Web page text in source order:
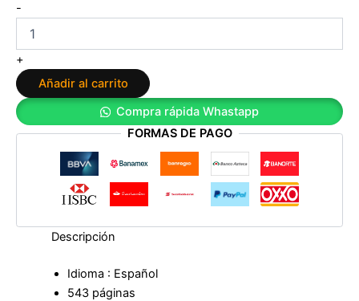
-
brujos
de
Chávez
de
David
Placer
+
Añadir al carrito
Compra rápida Whastapp
FORMAS DE PAGO
Descripción
Idioma : Español
543 páginas